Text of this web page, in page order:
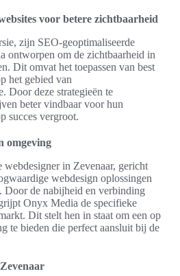
voor betere zichtbaarheid
zijn SEO-geoptimaliseerde
ontworpen om de zichtbaarheid in
Dit omvat het toepassen van best
het gebied van
Door deze strategieën te
beter vindbaar voor hun
succes vergroot.
omgeving
in Zevenaar, gericht
webdesign oplossingen
Door de nabijheid en verbinding
Onyx Media de specifieke
Dit stelt hen in staat om een op
te bieden die perfect aansluit bij de